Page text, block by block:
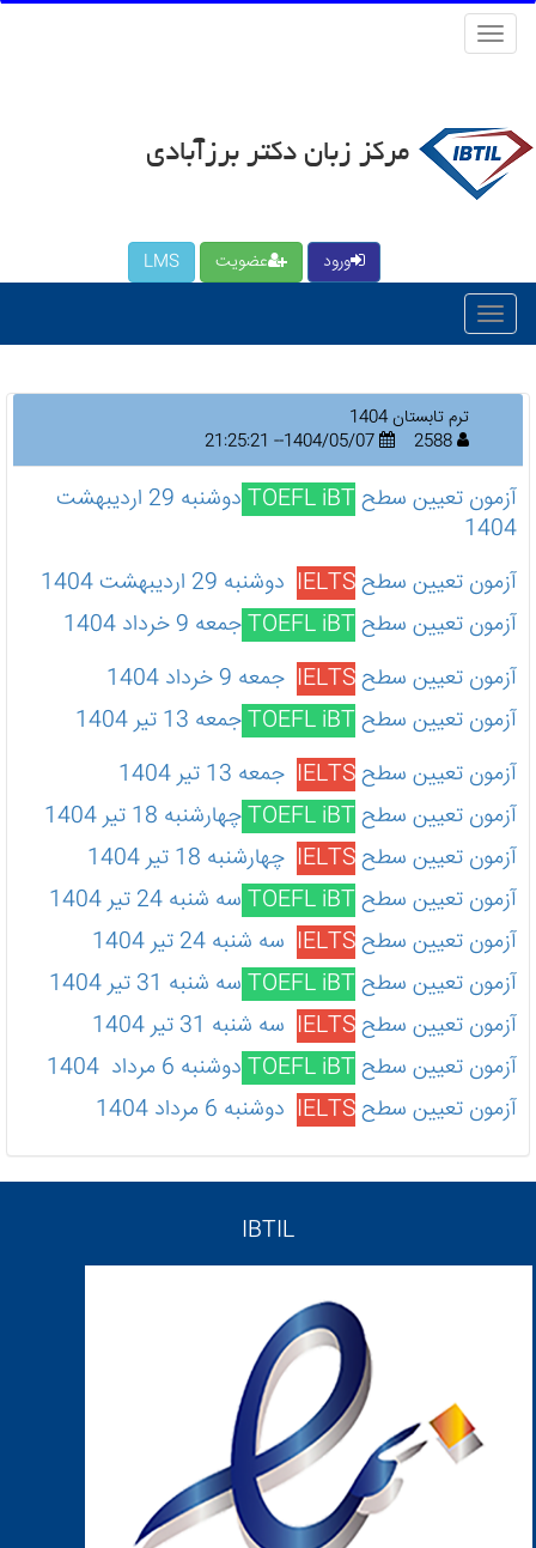
منو
کاربری
مرکز زبان دکتر برزآبادی
ورود عضویت LMS
ترم تابستان 1404
آزمون تعیین سطحTOEFL iBT
دوشنبه 29 اردیبهشت
1404
آزمون تعیین سطحIELTS دوشنبه 29 اردیبهشت 1404
آزمون تعیین سطحTOEFL iBTجمعه 9 خرداد 1404
آزمون تعیین سطحIELTS جمعه 9 خرداد 1404
آزمون تعیین سطحTOEFL iBTجمعه 13 تیر 1404
آزمون تعیین سطحIELTS جمعه 13 تیر 1404
آزمون تعیین سطحTOEFL iBTچهارشنبه 18 تیر 1404
آزمون تعیین سطحIELTS چهارشنبه 18 تیر 1404
آزمون تعیین سطحTOEFL iBT سه شنبه 24 تیر 1404
آزمون تعیین سطحIELTS سه شنبه 24 تیر 1404
آزمون تعیین سطحTOEFL iBT سه شنبه 31 تیر 1404
آزمون تعیین سطحIELTS سه شنبه 31 تیر 1404
آزمون تعیین سطحTOEFL iBT دوشنبه 6 مرداد 1404
آزمون تعیین سطحIELTS دوشنبه 6 مرداد 1404
IBTIL